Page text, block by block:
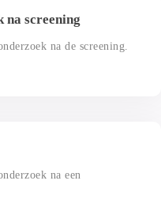
na screening
na de screening.
na een